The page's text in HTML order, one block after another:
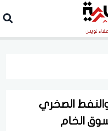
لويس
الصخري
الخام